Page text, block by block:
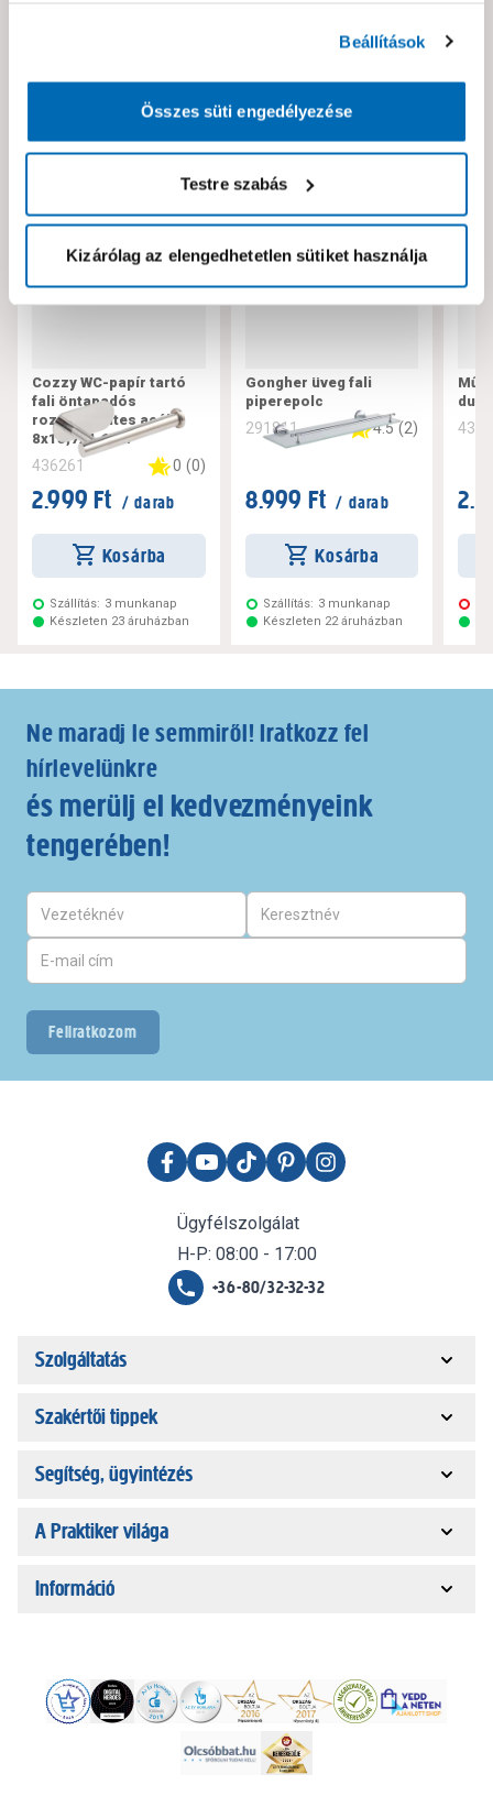
Beállítások
Összes süti engedélyezése
Testre szabás
Kizárólag az elengedhetetlen sütiket használja
Neked ajánljuk!
Cozzy WC-papír tartó
fali öntapadós
rozsdamentes acél
8x15,7x4,6cm
436261 0 (0)
2.999 Ft / darab
Kosárba
Szállítás: 3 munkanap
Készleten 23 áruházban
Gongher üveg fali
piperepolc
291811 4.5 (2)
8.999 Ft / darab
Kosárba
Szállítás: 3 munkanap
Készleten 22 áruházban
Ne maradj le semmiről! Iratkozz fel
hírlevelünkre
és merülj el kedvezményeink
tengerében!
Feliratkozom
Ügyfélszolgálat
H-P: 08:00 - 17:00
+36-80/32-32-32
Szolgáltatás
Szakértői tippek
Segítség, ügyintézés
A Praktiker világa
Információ